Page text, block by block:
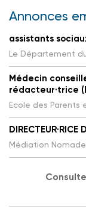
Annonces
assistants
Le Département
Médecin
rédacteur·trice
Ecole des Parents
DIRECTEUR·RICE
Médiation Nomade